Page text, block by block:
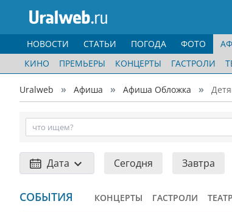
НОВОСТИ СТАТЬИ ПОГОДА ФОТО
КИНО
ПРЕМЬЕРЫ КОНЦЕРТЫ ГАСТРОЛИ
Uralweb Афиша Афиша Обложка
Дата Сегодня Завтра
СОБЫТИЯ КОНЦЕРТЫ ГАСТРОЛИ ТЕАТР